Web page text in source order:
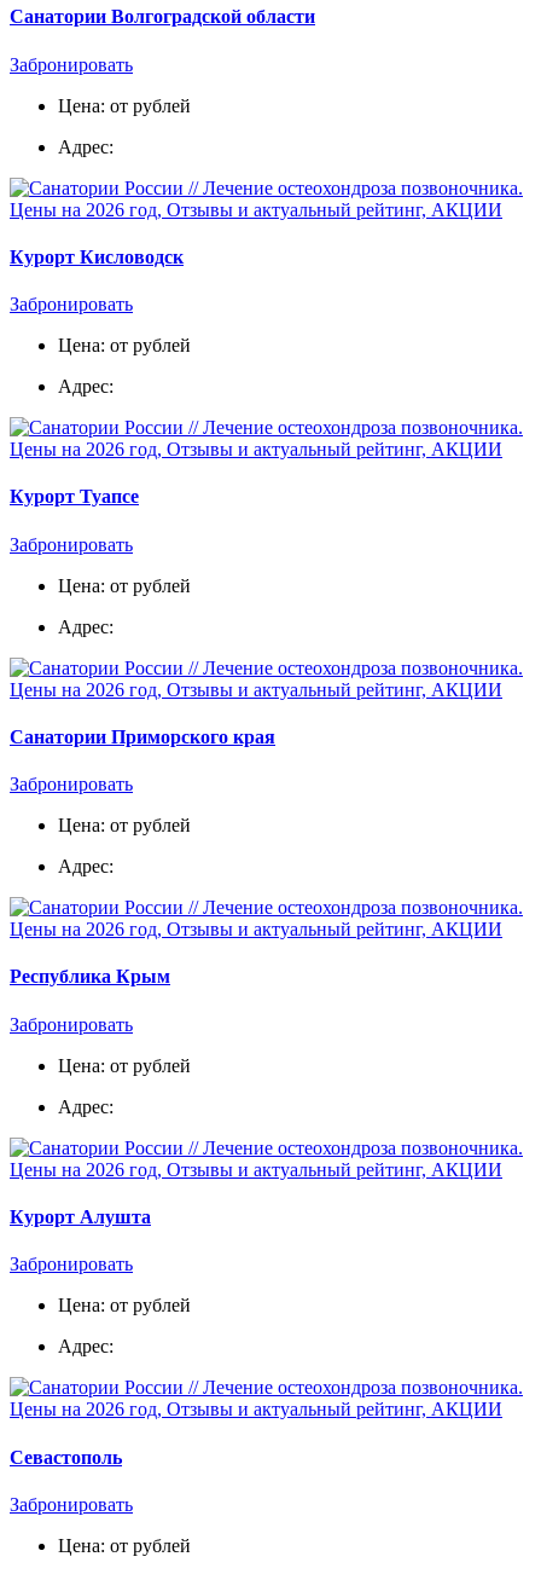
Санатории Волгоградской области
Забронировать
Цена: от рублей
Адрес:
Курорт Кисловодск
Забронировать
Цена: от рублей
Адрес:
Курорт Туапсе
Забронировать
Цена: от рублей
Адрес:
Санатории Приморского края
Забронировать
Цена: от рублей
Адрес:
Республика Крым
Забронировать
Цена: от рублей
Адрес:
Курорт Алушта
Забронировать
Цена: от рублей
Адрес:
Севастополь
Забронировать
Цена: от рублей